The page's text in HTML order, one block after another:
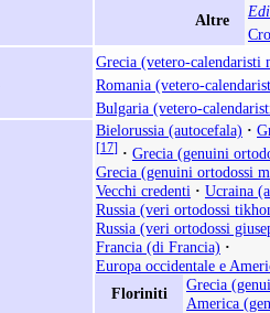
Altre
Grecia (vetero-calendaristi
Romania (vetero-
Bulgaria (vetero-
Bielorussia (autocefala) ·
[17] · Grecia (genuini
Grecia (genuini ortodossi
Vecchi credenti · Ucraina
Russia (veri ortodossi
Russia (veri ortodossi
Francia (di Francia) ·
Europa occidentale e
Floriniti
Grecia
America